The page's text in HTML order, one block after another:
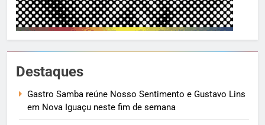
Destaques
Gastro Samba reúne Nosso Sentimento e Gustavo Lins
em Nova Iguaçu neste fim de semana